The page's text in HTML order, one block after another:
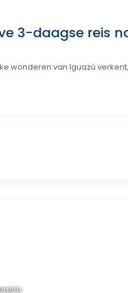
3-daagse reis
wonderen van Iguazú